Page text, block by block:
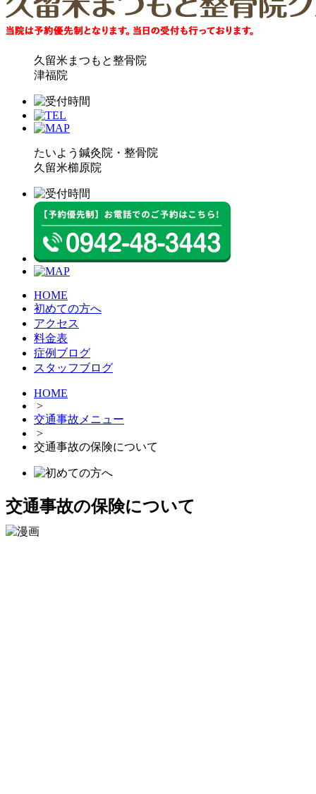
久留米まつもと整骨院
津福院
たいよう鍼灸院・整骨院
久留米櫛原院
HOME
初めての方へ
アクセス
料金表
症例ブログ
スタッフブログ
HOME
>
交通事故メニュー
>
交通事故の保険について
交通事故の保険について